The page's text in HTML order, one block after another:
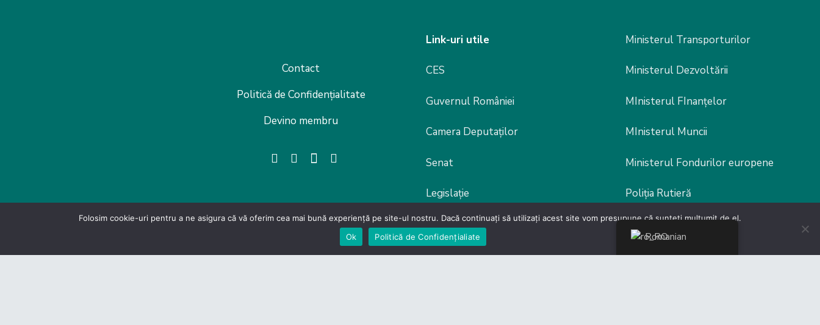
Contact
Politică de Confidențialitate
Devino membru
Link-uri utile
CES
Guvernul României
Camera Deputaților
Senat
Legislație
Ministerul Transporturilor
Ministerul Dezvoltării
MInisterul FInanțelor
MInisterul Muncii
Ministerul Fondurilor europene
Poliția Rutieră
Romanian
Folosim cookie-uri pentru a ne asigura că vă oferim cea mai bună experiență pe site-ul nostru. Dacă continuați să utilizați acest site vom presupune că sunteți mulțumit de el.
Ok
Politică de Confidențialiate